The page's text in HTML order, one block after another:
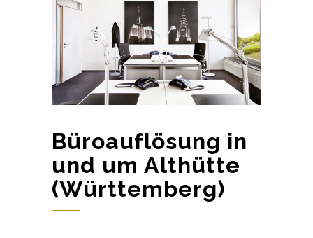
Büroauflösung in
und um Althütte
(Württemberg)